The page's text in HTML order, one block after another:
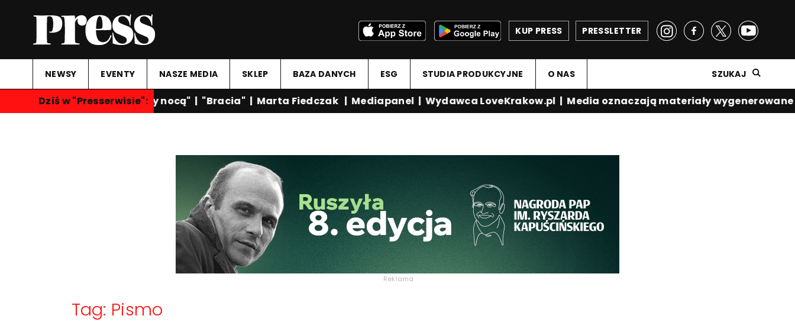
PRESSLETTER
KUP PRESS
NEWSY EVENTY NASZE MEDIA SKLEP BAZA DANYCH ESG STUDIA PRODUKCYJNE O NAS SZUKAJ
Dziś w "Presserwisie":
"Rozmowy nocą"| "Bracia"| Marta Fiedczak Mediapanel| Wydawca LoveKrakow.pl| Media oznaczają materiały wygenerowane
Reklama
Tag: Pismo